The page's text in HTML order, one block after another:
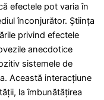
efectele pot varia în
înconjurător. Știința
privind efectele
anecdotice
sistemele de
Această interacțiune
la îmbunătățirea